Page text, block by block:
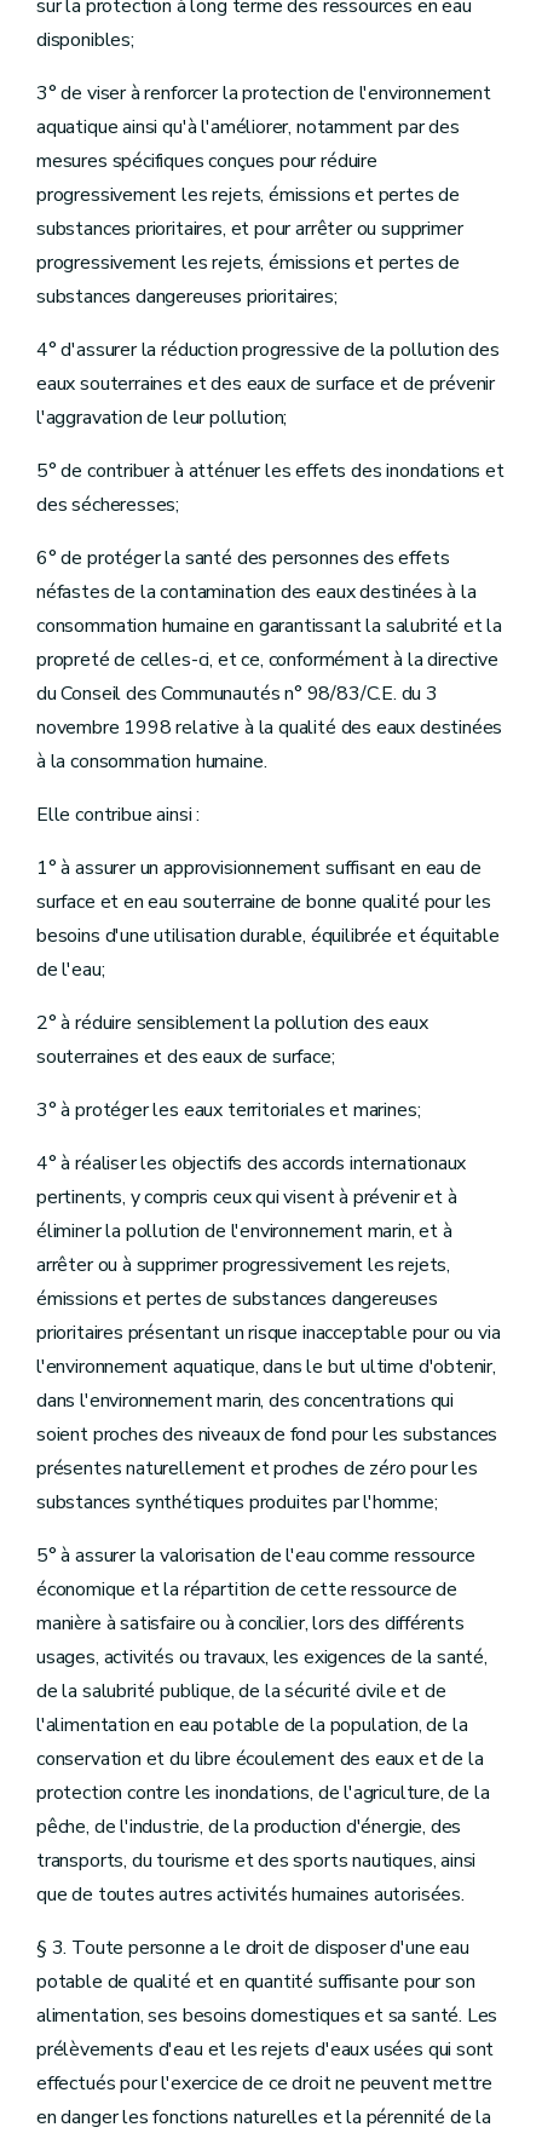
D.137.
Art.
Art.D.139.
Art.
D.140.
Art. D.141.
Art.D.142.
D.143.
Art.[D. 143/2.
Art.[D. 143/3.
Art.D.144.
Art.D.145.
Art.D.146.
Art. D.148.
Art.[D. 149/1.
ChapitreVI. Dispositions diverses
Art.
D.151.
Art.D.152.
Art.D.153.
Art.D.155.
Titre VII.
Protection de l'eau
ChapitreIer. Protection des eaux de surface
Section1re . Objectifs de qualité et zones de protection
Art.D.157.
Art.D.158.
Actes pouvant être soumis à permis d'environnement ou à déclaration
Art.D.159.
Section 3. Approche combinée
Section4.
Art.D.161.
Art.D.163.
Art. D.164.
Art.D.166.
Chapitre
Art.D.167.
Art.[D.167bis.
Art.D.168.
Art. D.169.
Section
Zones de captage
Sous-section 1 re. Zones de prise d'eau
Art.D.171.
Sous-section 2.
Zones de prévention
Art. D.172.
Art.D.173.
Art.
D.174.
Art.[D.174bis.
Sous-section 3. Zones de surveillance
Art.D.175.
Section4. Mesures particulières
Art.D.176.
Section [5. [Protection des eaux potabilisables
(1)[Décret 19.01.2017]- (2) [décret 02.05.2019 - entre en vigueur le 31.08.2019]
Art.[D.176bis.
ChapitreIII. Habilitations territoriales
Art.
D.177.
TitreVIII. Financement de la gestion du cycle naturel
Art.D.178.
Art. D.179.
Partie
III.
Gestion du cycle anthropique de l'eau
Titre 1er Phases du cycle anthropique de l'eau
TitreII. Financement de la gestion du cycle anthropique de l'eau
ChapitreI . Prix de l'eau
1 re
Tarification et facturation de l'eau destinée à la consommation humaine
[Décret-programme 12.12.2014]
Sous-section 1 . [Tarification de l'eau destinée à la consommation humaine
D.228.
Art.D.229.
Art.[D229bis.
Sous-section 2.
Facturation
Art.D.230.
Art.D.231.
Art.
[D.231bis.
Sous-section 3. Paiement des factures et recouvrement
Art.D.232.
sur la protection à long terme des ressources en eau
disponibles;
3° de viser à renforcer la protection de l'environnement
aquatique ainsi qu'à l'améliorer, notamment par des
mesures spécifiques conçues pour réduire
progressivement les rejets, émissions et pertes de
substances prioritaires, et pour arrêter ou supprimer
progressivement les rejets, émissions et pertes de
substances dangereuses prioritaires;
4° d'assurer la réduction progressive de la pollution des
eaux souterraines et des eaux de surface et de prévenir
l'aggravation de leur pollution;
5° de contribuer à atténuer les effets des inondations et
des sécheresses;
6° de protéger la santé des personnes des effets
néfastes de la contamination des eaux destinées à la
consommation humaine en garantissant la salubrité et la
propreté de celles-ci, et ce, conformément à la directive
du Conseil des Communautés n° 98/83/C.E. du 3
novembre 1998 relative à la qualité des eaux destinées
à la consommation humaine.
Elle contribue ainsi :
1° à assurer un approvisionnement suffisant en eau de
surface et en eau souterraine de bonne qualité pour les
besoins d'une utilisation durable, équilibrée et équitable
de l'eau;
2° à réduire sensiblement la pollution des eaux
souterraines et des eaux de surface;
3° à protéger les eaux territoriales et marines;
4° à réaliser les objectifs des accords internationaux
pertinents, y compris ceux qui visent à prévenir et à
éliminer la pollution de l'environnement marin, et à
arrêter ou à supprimer progressivement les rejets,
émissions et pertes de substances dangereuses
prioritaires présentant un risque inacceptable pour ou via
l'environnement aquatique, dans le but ultime d'obtenir,
dans l'environnement marin, des concentrations qui
soient proches des niveaux de fond pour les substances
présentes naturellement et proches de zéro pour les
substances synthétiques produites par l'homme;
5° à assurer la valorisation de l'eau comme ressource
économique et la répartition de cette ressource de
manière à satisfaire ou à concilier, lors des différents
usages, activités ou travaux, les exigences de la santé,
de la salubrité publique, de la sécurité civile et de
l'alimentation en eau potable de la population, de la
conservation et du libre écoulement des eaux et de la
protection contre les inondations, de l'agriculture, de la
pêche, de l'industrie, de la production d'énergie, des
transports, du tourisme et des sports nautiques, ainsi
que de toutes autres activités humaines autorisées.
§ 3. Toute personne a le droit de disposer d'une eau
potable de qualité et en quantité suffisante pour son
alimentation, ses besoins domestiques et sa santé. Les
prélèvements d'eau et les rejets d'eaux usées qui sont
effectués pour l'exercice de ce droit ne peuvent mettre
en danger les fonctions naturelles et la pérennité de la